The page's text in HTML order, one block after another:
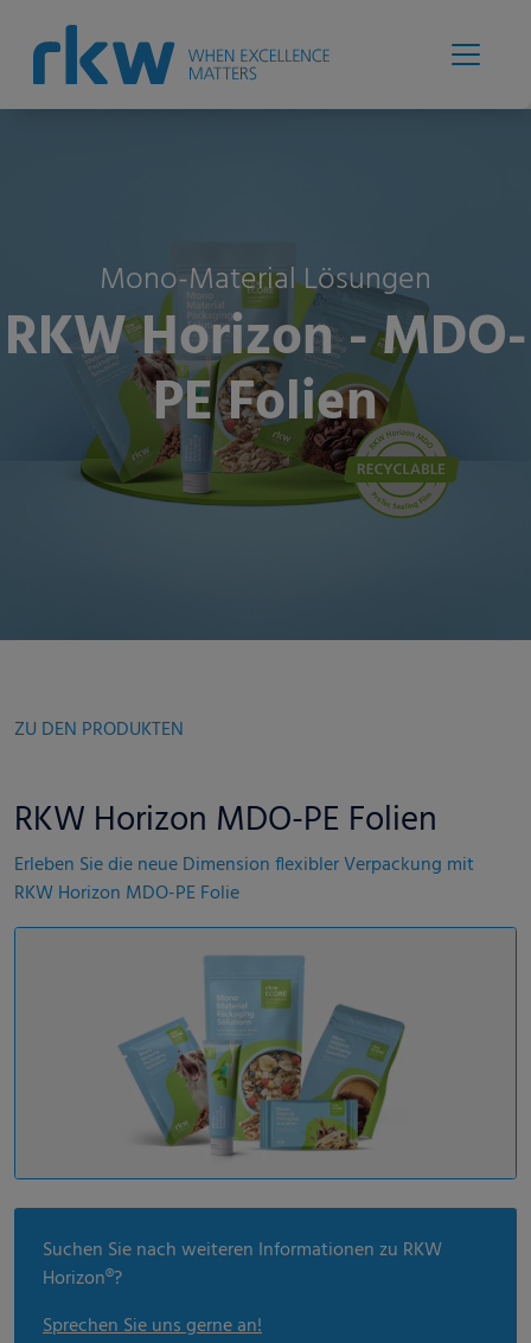
Mono-Material Lösungen
RKW Horizon - MDO-
PE Folien
ZU DEN PRODUKTEN
RKW Horizon MDO-PE Folien
Erleben Sie die neue Dimension flexibler Verpackung mit
RKW Horizon MDO-PE Folie
Suchen Sie nach weiteren Informationen zu RKW
Horizon®?
Sprechen Sie uns gerne an!